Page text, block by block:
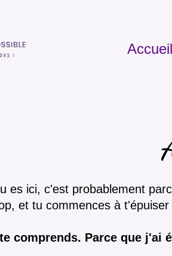
Accueil
es ici, c'est probablement
et tu commences à t'épuiser
comprends. Parce que j'ai